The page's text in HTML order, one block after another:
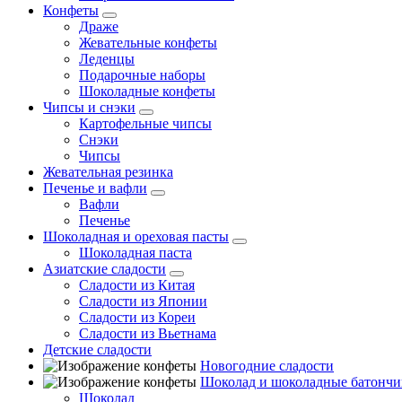
Конфеты
Драже
Жевательные конфеты
Леденцы
Подарочные наборы
Шоколадные конфеты
Чипсы и снэки
Картофельные чипсы
Снэки
Чипсы
Жевательная резинка
Печенье и вафли
Вафли
Печенье
Шоколадная и ореховая пасты
Шоколадная паста
Азиатские сладости
Сладости из Китая
Сладости из Японии
Сладости из Кореи
Сладости из Вьетнама
Детские сладости
Новогодние сладости
Шоколад и шоколадные
Шоколад